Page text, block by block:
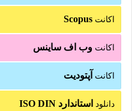
اکانت Scopus
اکانت وب اف ساینس
اکانت آپتودیت
دانلود استاندارد ISO DIN